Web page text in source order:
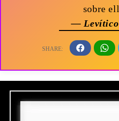
sobre
— Levítico